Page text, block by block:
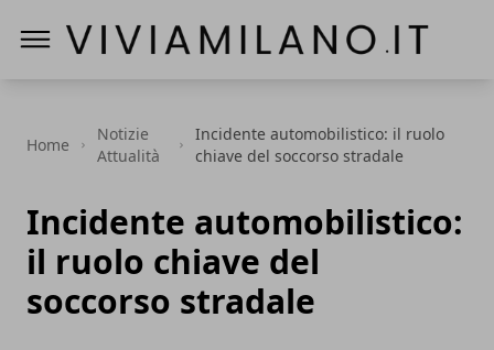
Home
Notizie
Attualità
Incidente automobilistico: il ruolo
chiave del soccorso stradale
Incidente automobilistico:
il ruolo chiave del
soccorso stradale